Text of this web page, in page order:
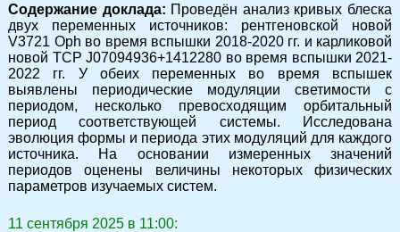
Содержание доклада: Проведён анализ кривых блеска
двух переменных источников: рентгеновской новой
V3721 Oph во время вспышки 2018-2020 гг. и карликовой
новой TCP J07094936+1412280 во время вспышки 2021-
2022 гг. У обеих переменных во время вспышек
выявлены периодические модуляции светимости с
периодом, несколько превосходящим орбитальный
период соответствующей системы. Исследована
эволюция формы и периода этих модуляций для каждого
источника. На основании измеренных значений
периодов оценены величины некоторых физических
параметров изучаемых систем.
11 сентября 2025 в 11:00: